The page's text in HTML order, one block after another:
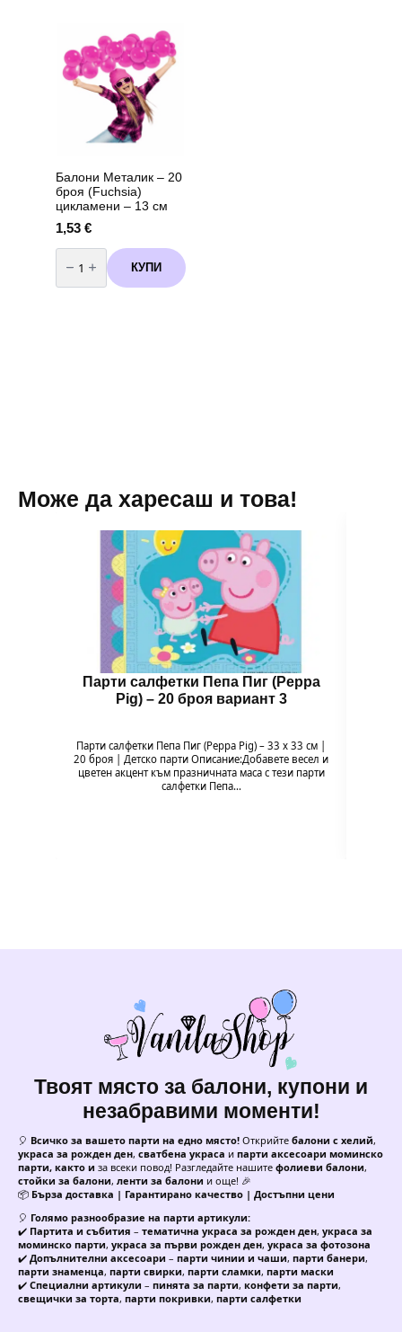
употреба
90
балона
Балони Металик – 20
броя (Fuchsia)
цикламени – 13 см
1,53 €
количество
за
Балони
Металик
КУПИ
Може да харесаш и това!
Парти салфетки Пепа Пиг (Peppa
Pig) – 20 броя вариант 3
Парти салфетки Пепа Пиг (Peppa Pig) – 33 x 33 см |
20 броя | Детско парти Описание:Добавете весел и
цветен акцент към празничната маса с тези парти
салфетки Пепа…
Твоят място за балони, купони и
незабравими моменти!
🎈 Всичко за вашето парти на едно място! Открийте балони с хелий,
украса за рожден ден, сватбена украса и парти аксесоари моминско
парти, както и за всеки повод! Разгледайте нашите фолиеви балони,
стойки за балони, ленти за балони и още! 🎉
📦 Бърза доставка | Гарантирано качество | Достъпни цени
🎈 Голямо разнообразие на парти артикули:
✔️ Партита и събития – тематична украса за рожден ден, украса за
моминско парти, украса за първи рожден ден, украса за фотозона
✔️ Допълнителни аксесоари – парти чинии и чаши, парти банери,
парти знаменца, парти свирки, парти сламки, парти маски
✔️ Специални артикули – пинята за парти, конфети за парти,
свещички за торта, парти покривки, парти салфетки